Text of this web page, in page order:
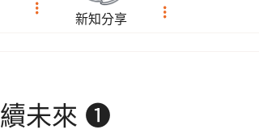
新知分享
未來 ❶